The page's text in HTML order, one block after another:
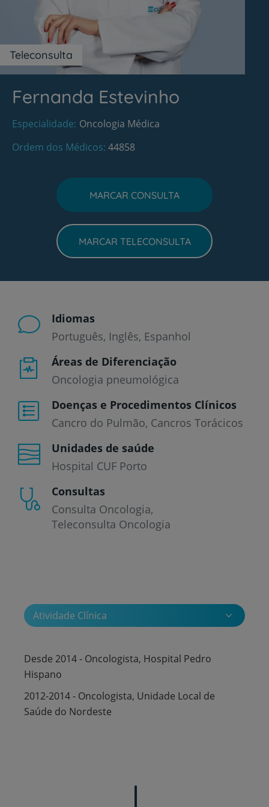
Teleconsulta
Fernanda Estevinho
Especialidade Oncologia Médica
Ordem dos Médicos 44858
MARCAR CONSULTA
MARCAR TELECONSULTA
Idiomas
Português Inglês Espanhol
Áreas de Diferenciação
Oncologia pneumológica
Doenças e Procedimentos Clínicos
Cancro do Pulmão Cancros Torácicos
Unidades de saúde
Hospital CUF Porto
Consultas
Consulta Oncologia
Teleconsulta Oncologia
Atividade Clínica
Desde 2014 - Oncologista, Hospital Pedro
Hispano
2012-2014 - Oncologista, Unidade Local de
Saúde do Nordeste